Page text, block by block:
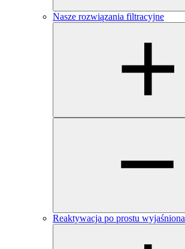
Nasze rozwiązania filtracyjne
Reaktywacja po prostu wyjaśniona